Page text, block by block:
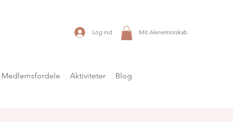
Log ind Mit Alenemorskab
Medlemsfordele Aktiviteter Blog